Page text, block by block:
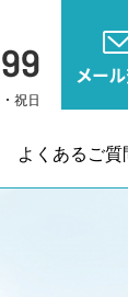
よくあるご質